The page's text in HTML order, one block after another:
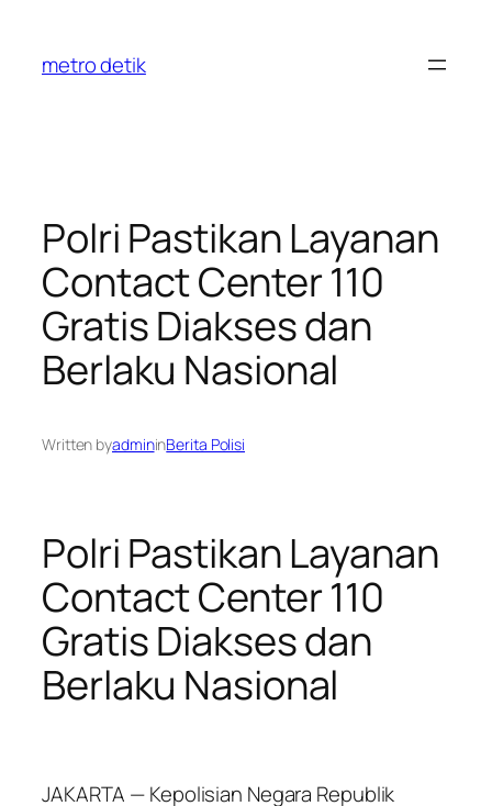
content
metro detik
Polri Pastikan Layanan
Contact Center 110
Gratis Diakses dan
Berlaku Nasional
Written byadmininBerita Polisi
Polri Pastikan Layanan
Contact Center 110
Gratis Diakses dan
Berlaku Nasional
JAKARTA — Kepolisian Negara Republik